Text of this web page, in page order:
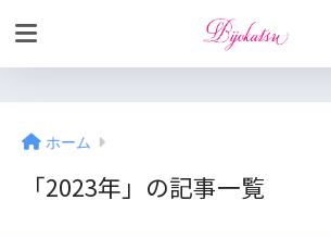
ホーム
「2023年」の記事一覧